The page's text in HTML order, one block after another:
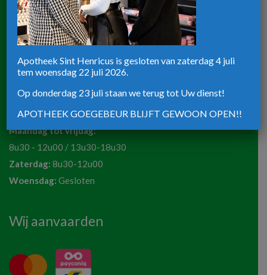
Apotheek ST-Henricus
8820 Torhout
Telefoon:
051 72 50 36
Maandag tot vrijdag:
8u30 - 12u00 / 13u30-18u30
Zaterdag: 8u30-12u00
Woensdag: Gesloten
Wij aanvaarden
Apotheek Sint Henricus is gesloten van zaterdag 4 juli
tem woensdag 22 juli 2026.
Op donderdag 23 juli staan we terug tot Uw dienst!
APOTHEEK GOEGEBEUR BLIJFT GEWOON OPEN!!